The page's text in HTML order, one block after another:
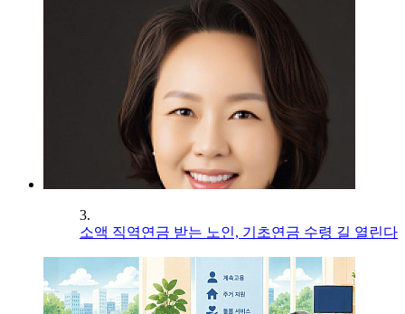
3.
소액 직역연금 받는 노인, 기초연금 수령 길 열린다